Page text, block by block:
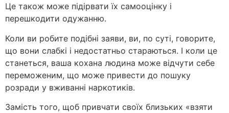
Це також може підірвати їх самооцінку і
перешкодити одужанню.
Коли ви робите подібні заяви, ви, по суті, говорите,
що вони слабкі і недостатньо стараються. І коли це
станеться, ваша кохана людина може відчути себе
переможеним, що може привести до пошуку
розради у вживанні наркотиків.
Замість того, щоб привчати своїх близьких «взяти